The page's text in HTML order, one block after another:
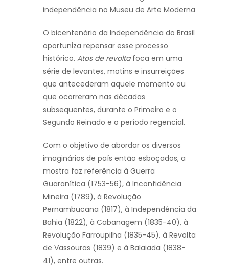
independência no Museu de Arte Moderna
O bicentenário da Independência do Brasil
oportuniza repensar esse processo
histórico. Atos de revoltafoca em uma
série de levantes, motins e insurreições
que antecederam aquele momento ou
que ocorreram nas décadas
subsequentes, durante o Primeiro e o
Segundo Reinado e o período regencial.
Com o objetivo de abordar os diversos
imaginários de país então esboçados, a
mostra faz referência à Guerra
Guaranítica (1753-56), à Inconfidência
Mineira (1789), à Revolução
Pernambucana (1817), à Independência da
Bahia (1822), à Cabanagem (1835-40), à
Revolução Farroupilha (1835-45), à Revolta
de Vassouras (1839) e à Balaiada (1838-
41), entre outras.